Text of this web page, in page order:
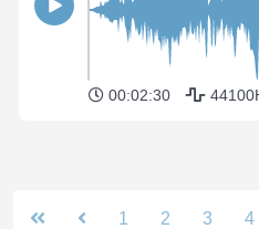
00:02:30
1 2 3 4